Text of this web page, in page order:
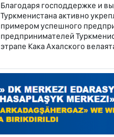
Благодаря господдержке и
Туркменистана активно
примером успешного
предпринимателей
этрапе Кака Ахалского